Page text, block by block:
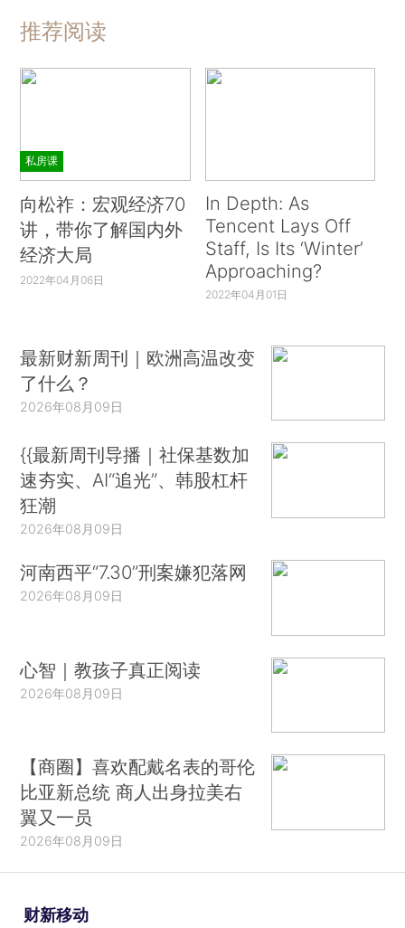
推荐阅读
私房课
向松祚：宏观经济70
讲，带你了解国内外
经济大局
2022年04月06日
In Depth: As
Tencent Lays Off
Staff, Is Its ‘Winter’
Approaching?
2022年04月01日
最新财新周刊｜欧洲高温改变
了什么？
2026年08月09日
{{最新周刊导播｜社保基数加
速夯实、AI“追光”、韩股杠杆
狂潮
2026年08月09日
河南西平“7.30”刑案嫌犯落网
2026年08月09日
心智｜教孩子真正阅读
2026年08月09日
【商圈】喜欢配戴名表的哥伦
比亚新总统 商人出身拉美右
翼又一员
2026年08月09日
财新移动